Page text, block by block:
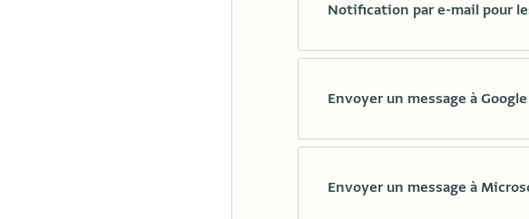
Notification par e-mail pour
Envoyer un message à
Envoyer un message à